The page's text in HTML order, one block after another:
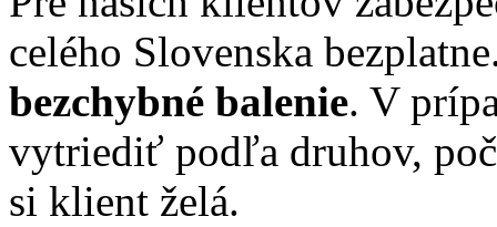
celého Slovenska
bezchybné balenie. V
vytriediť podľa druhov,
si klient želá.